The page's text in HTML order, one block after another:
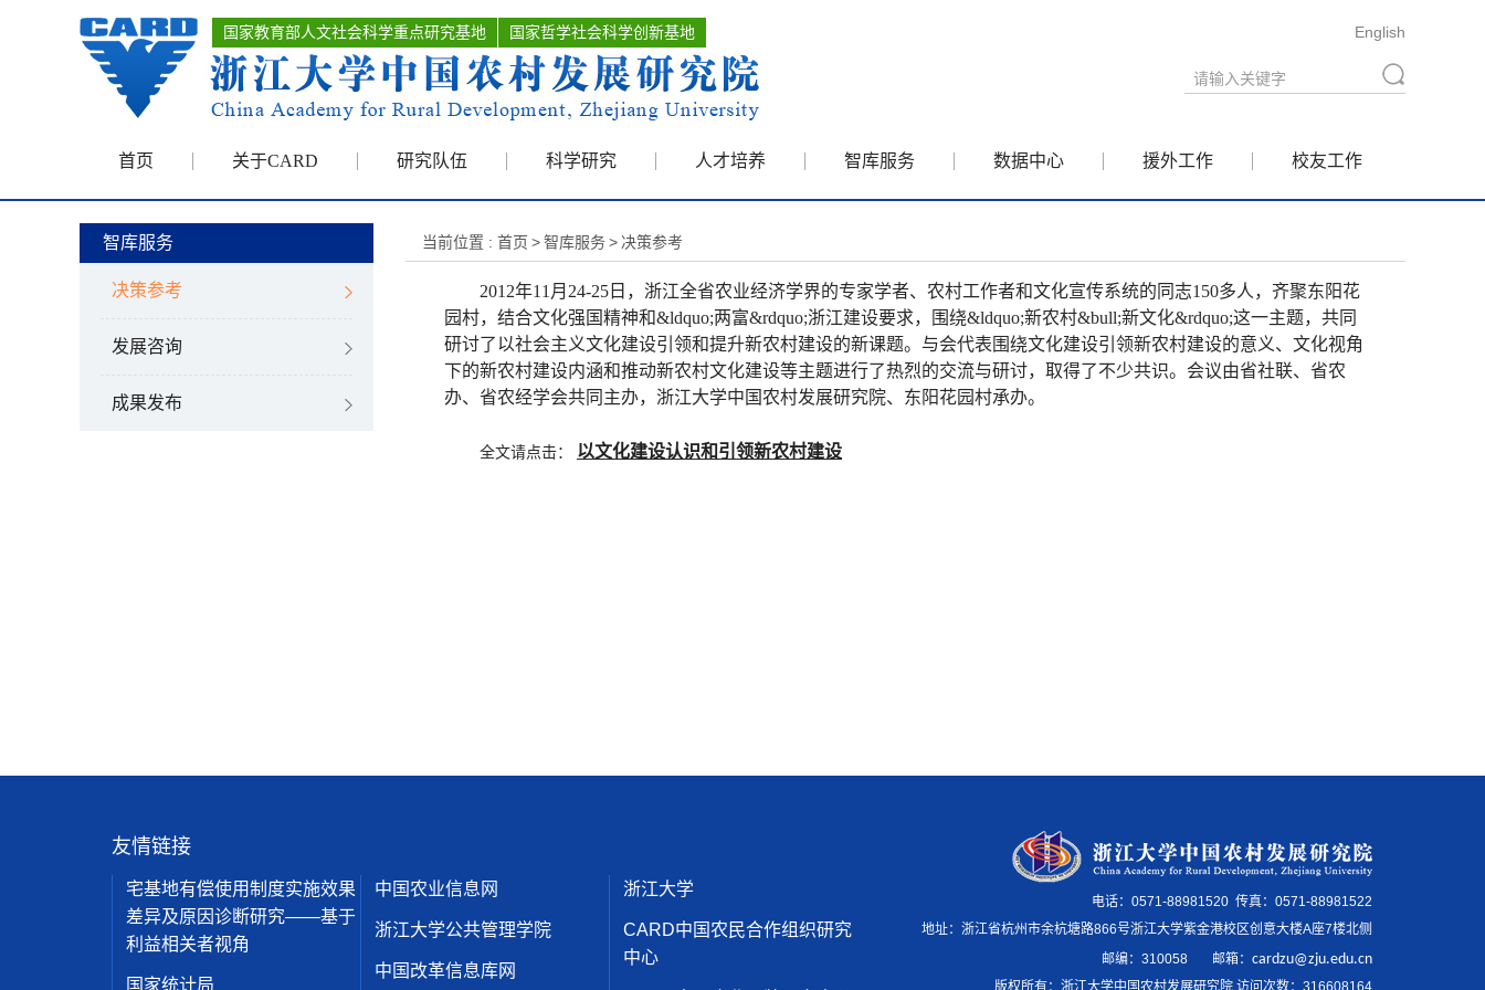
国家教育部人文社会科学重点研究基地 国家哲学社会科学创新基地 English
首页 关于CARD 研究队伍 科学研究 人才培养 智库服务 数据中心 援外工作 校友工作
智库服务
决策参考
发展咨询
成果发布
当前位置 : 首页 >智库服务> 决策参考
2012年11月24-25日，浙江全省农业经济学界的专家学者、农村工作者和文化宣传系统的同志150多人，齐聚东阳花
园村，结合文化强国精神和&ldquo;两富&rdquo;浙江建设要求，围绕&ldquo;新农村&bull;新文化&rdquo;这一主题，共同
研讨了以社会主义文化建设引领和提升新农村建设的新课题。与会代表围绕文化建设引领新农村建设的意义、文化视角
下的新农村建设内涵和推动新农村文化建设等主题进行了热烈的交流与研讨，取得了不少共识。会议由省社联、省农
办、省农经学会共同主办，浙江大学中国农村发展研究院、东阳花园村承办。
全文请点击： 以文化建设认识和引领新农村建设
友情链接
宅基地有偿使用制度实施效果
差异及原因诊断研究——基于
利益相关者视角
国家统计局
中国农业信息网
浙江大学公共管理学院
中国改革信息库网
浙江大学
CARD中国农民合作组织研究
中心
电话：0571-88981520 传真：0571-88981522
地址：浙江省杭州市余杭塘路866号浙江大学紫金港校区创意大楼A座7楼北侧
邮编： 310058 邮箱 ： cardzu@zju.edu.cn
版权所有：浙江大学中国农村发展研究院 访问次数： 316608164